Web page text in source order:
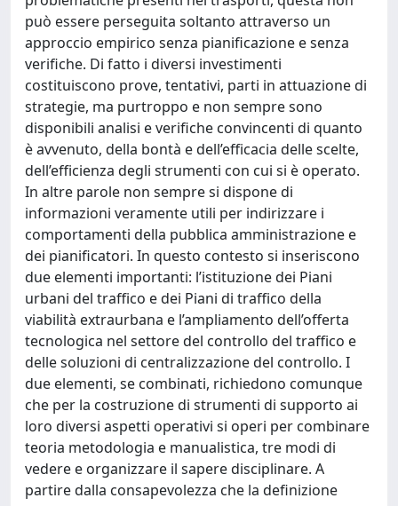
può essere perseguita soltanto attraverso un
approccio empirico senza pianificazione e senza
verifiche. Di fatto i diversi investimenti
costituiscono prove, tentativi, parti in attuazione di
strategie, ma purtroppo e non sempre sono
disponibili analisi e verifiche convincenti di quanto
è avvenuto, della bontà e dell’efficacia delle scelte,
dell’efficienza degli strumenti con cui si è operato.
In altre parole non sempre si dispone di
informazioni veramente utili per indirizzare i
comportamenti della pubblica amministrazione e
dei pianificatori. In questo contesto si inseriscono
due elementi importanti: l’istituzione dei Piani
urbani del traffico e dei Piani di traffico della
viabilità extraurbana e l’ampliamento dell’offerta
tecnologica nel settore del controllo del traffico e
delle soluzioni di centralizzazione del controllo. I
due elementi, se combinati, richiedono comunque
che per la costruzione di strumenti di supporto ai
loro diversi aspetti operativi si operi per combinare
teoria metodologia e manualistica, tre modi di
vedere e organizzare il sapere disciplinare. A
partire dalla consapevolezza che la definizione